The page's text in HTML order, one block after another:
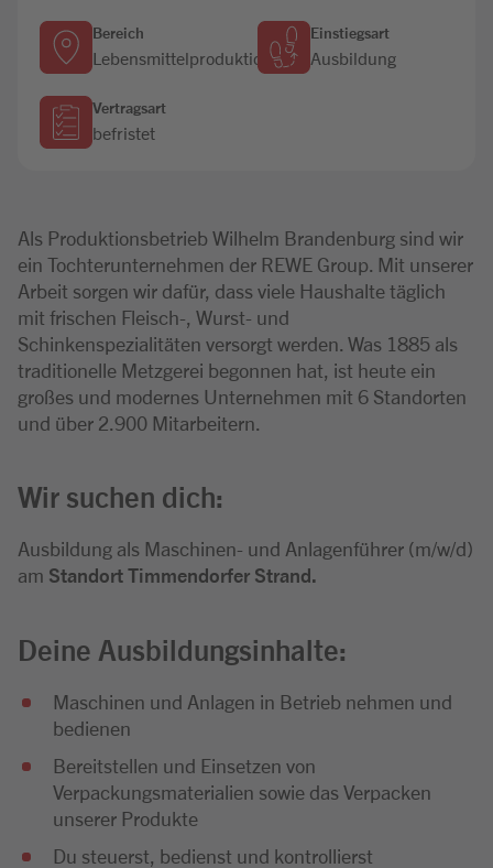
Bereich
Lebensmittelproduktion
Einstiegsart
Ausbildung
Vertragsart
befristet
Als Produktionsbetrieb Wilhelm Brandenburg sind wir
ein Tochterunternehmen der REWE Group. Mit unserer
Arbeit sorgen wir dafür, dass viele Haushalte täglich
mit frischen Fleisch-, Wurst- und
Schinkenspezialitäten versorgt werden. Was 1885 als
traditionelle Metzgerei begonnen hat, ist heute ein
großes und modernes Unternehmen mit 6 Standorten
und über 2.900 Mitarbeitern.
Wir suchen dich:
Ausbildung als Maschinen- und Anlagenführer (m/w/d)
am Standort Timmendorfer Strand.
Deine Ausbildungsinhalte:
Maschinen und Anlagen in Betrieb nehmen und
bedienen
Bereitstellen und Einsetzen von
Verpackungsmaterialien sowie das Verpacken
unserer Produkte
Du steuerst, bedienst und kontrollierst